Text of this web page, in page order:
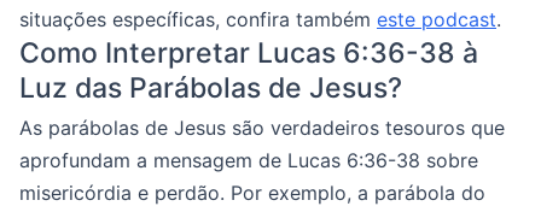
situações específicas, confira também este podcast.
Como Interpretar Lucas 6:36-38 à
Luz das Parábolas de Jesus?
As parábolas de Jesus são verdadeiros tesouros que
aprofundam a mensagem de Lucas 6:36-38 sobre
misericórdia e perdão. Por exemplo, a parábola do